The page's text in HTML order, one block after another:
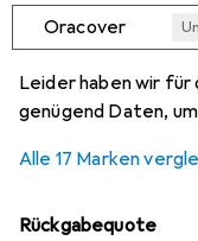
Oracover
Leider haben wir
genügend Daten,
Alle 17 Marken
Rückgabequote